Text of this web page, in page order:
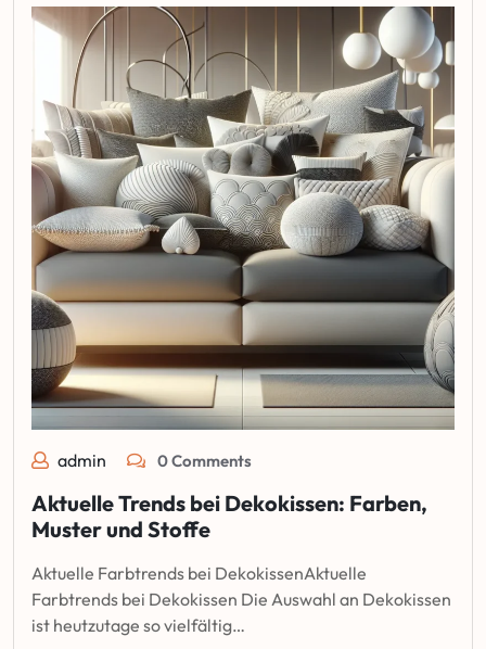
admin 0 Comments
Aktuelle Trends bei Dekokissen: Farben,
Muster und Stoffe
Aktuelle Farbtrends bei DekokissenAktuelle
Farbtrends bei Dekokissen Die Auswahl an Dekokissen
ist heutzutage so vielfältig…